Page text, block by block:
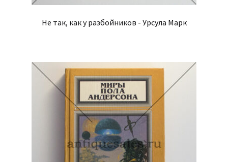
Не так, как у разбойников - Урсула Марк